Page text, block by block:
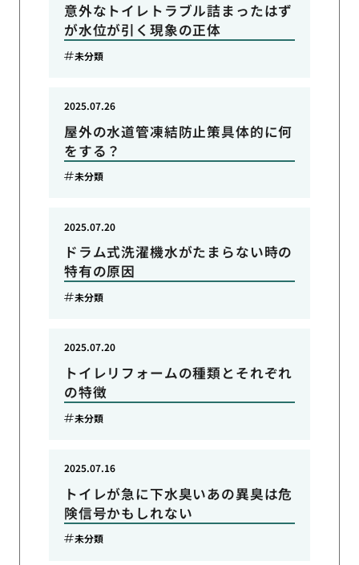
意外なトイレトラブル詰まったはず
が水位が引く現象の正体
未分類
屋外の水道管凍結防止策具体的に何
をする？
2025.07.26
未分類
ドラム式洗濯機水がたまらない時の
特有の原因
2025.07.20
未分類
トイレリフォームの種類とそれぞれ
の特徴
2025.07.20
未分類
トイレが急に下水臭いあの異臭は危
険信号かもしれない
2025.07.16
未分類